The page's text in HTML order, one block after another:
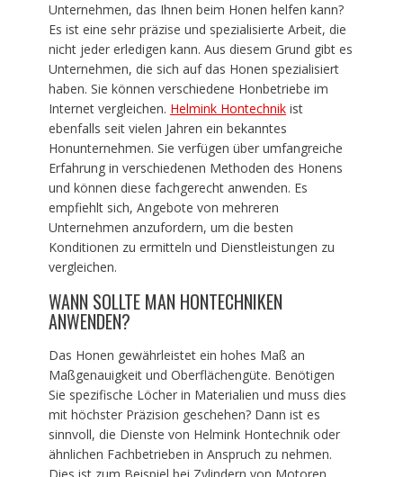
Unternehmen, das Ihnen beim Honen helfen kann?
Es ist eine sehr präzise und spezialisierte Arbeit, die
nicht jeder erledigen kann. Aus diesem Grund gibt es
Unternehmen, die sich auf das Honen spezialisiert
haben. Sie können verschiedene Honbetriebe im
Internet vergleichen. Helmink Hontechnikist
ebenfalls seit vielen Jahren ein bekanntes
Honunternehmen. Sie verfügen über umfangreiche
Erfahrung in verschiedenen Methoden des Honens
und können diese fachgerecht anwenden. Es
empfiehlt sich, Angebote von mehreren
Unternehmen anzufordern, um die besten
Konditionen zu ermitteln und Dienstleistungen zu
vergleichen.
WANN SOLLTE MAN HONTECHNIKEN
ANWENDEN?
Das Honen gewährleistet ein hohes Maß an
Maßgenauigkeit und Oberflächengüte. Benötigen
Sie spezifische Löcher in Materialien und muss dies
mit höchster Präzision geschehen? Dann ist es
sinnvoll, die Dienste von Helmink Hontechnik oder
ähnlichen Fachbetrieben in Anspruch zu nehmen.